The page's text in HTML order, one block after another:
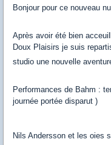
Bonjour pour ce nouveau
Après avoir été bien
Doux Plaisirs je suis
studio une nouvelle
Performances de Bahm :
journée portée disparut )
Nils Andersson et les oies